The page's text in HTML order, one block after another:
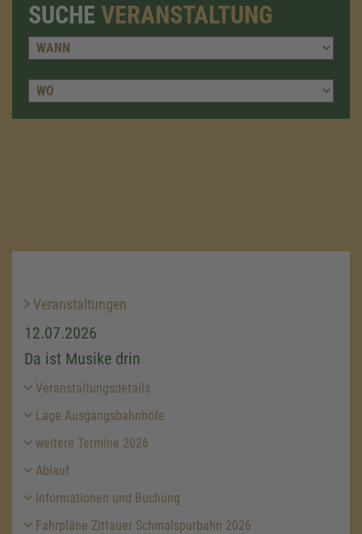
SUCHE VERANSTALTUNG
Veranstaltungen
12.07.2026
Da ist Musike drin
Veranstaltungsdetails
Lage Ausgangsbahnhöfe
weitere Termine 2026
Ablauf
Informationen und Buchung
Fahrpläne Zittauer Schmalspurbahn 2026